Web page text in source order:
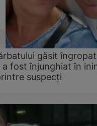
găsit
fost înjunghiat în
suspecți